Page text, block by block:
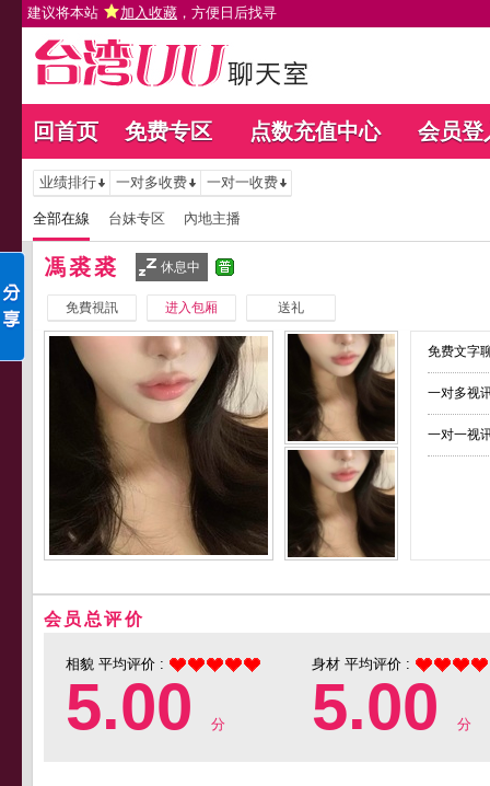
建议将本站 加入收藏 ，方便日后找寻
回首页 免费专区 点数充值中心 会员登
业绩排行 一对多收费 一对一收费
全部在線 台妹专区 內地主播
馮裘裘 休息中
免費視訊 进入包厢 送礼
免费文字
一对多视
一对一视
会员总评价
相貌 平均评价 :
5.00 分
身材 平均评价 :
5.00 分